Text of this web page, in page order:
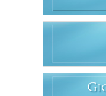
G